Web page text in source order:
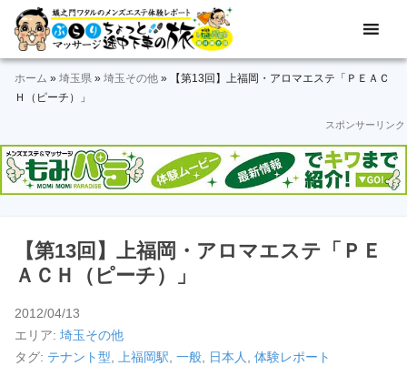
Skip
primary
navigation
Skip
main
content
Skip
primary
sidebar
Skip
secondary
sidebar
Skip
footer
ぶ
ら
ッ
サ
ー
ジ
中
メ
ン
エ
験
レ
ポ
＆
ホーム » 埼玉県 » 埼玉その他 »
【第13回】上福岡・アロマエステ「ＰＥＡＣ
Ｈ（ピーチ）」
スポンサーリンク
【第13回】上福岡・アロマエステ「ＰＥ
ＡＣＨ（ピーチ）」
2012/04/13
エリア: 埼玉その他
タグ: テナント型, 上福岡駅, 一般, 日本人, 体験レポート